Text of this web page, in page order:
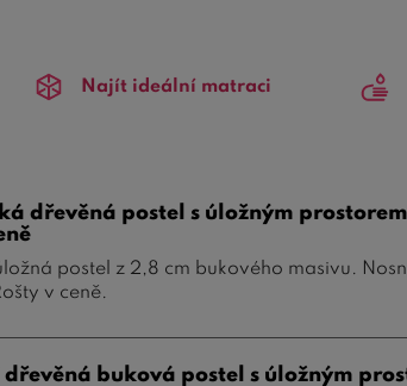
pocitemlehkosti aklidu.
postelí z masivu
naše postele poskytnou. Přijďte se podívat
Najít ideální matraci
dřevěná postel s úložným prostorem
postel z 2,8 cm bukového masivu.
v ceně.
buková postel s úložným